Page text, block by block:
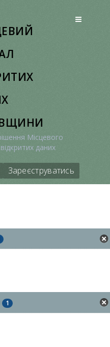
Місцевого
даних
Зареєструватись
1